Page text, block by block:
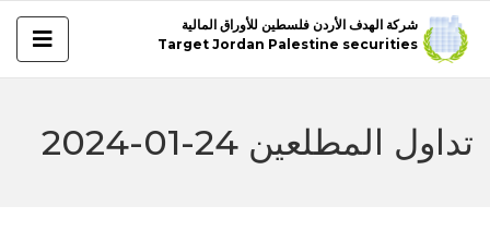
شركة الهدف الأردن فلسطين للأوراق المالية
Target Jordan Palestine securities
تداول المطلعين 24-01-2024